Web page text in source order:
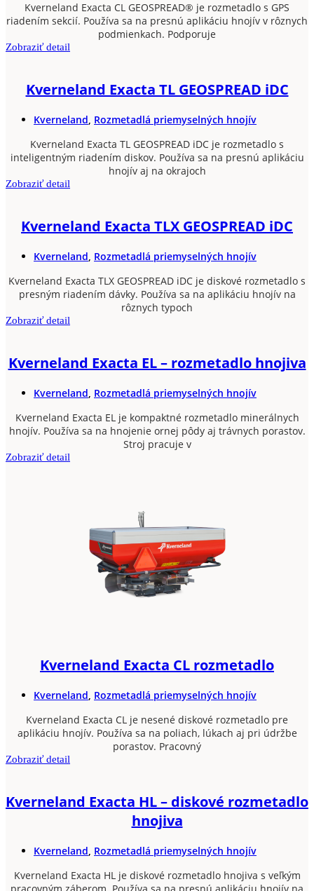
Kverneland Exacta CL GEOSPREAD® je rozmetadlo s GPS
riadením sekcií. Používa sa na presnú aplikáciu hnojív v rôznych
podmienkach. Podporuje
Zobraziť detail
Kverneland Exacta TL GEOSPREAD iDC
Kverneland, Rozmetadlá priemyselných hnojív
Kverneland Exacta TL GEOSPREAD iDC je rozmetadlo s
inteligentným riadením diskov. Používa sa na presnú aplikáciu
hnojív aj na okrajoch
Zobraziť detail
Kverneland Exacta TLX GEOSPREAD iDC
Kverneland, Rozmetadlá priemyselných hnojív
Kverneland Exacta TLX GEOSPREAD iDC je diskové rozmetadlo s
presným riadením dávky. Používa sa na aplikáciu hnojív na
rôznych typoch
Zobraziť detail
Kverneland Exacta EL – rozmetadlo hnojiva
Kverneland, Rozmetadlá priemyselných hnojív
Kverneland Exacta EL je kompaktné rozmetadlo minerálnych
hnojív. Používa sa na hnojenie ornej pôdy aj trávnych porastov.
Stroj pracuje v
Zobraziť detail
Kverneland Exacta CL rozmetadlo
Kverneland, Rozmetadlá priemyselných hnojív
Kverneland Exacta CL je nesené diskové rozmetadlo pre
aplikáciu hnojív. Používa sa na poliach, lúkach aj pri údržbe
porastov. Pracovný
Zobraziť detail
Kverneland Exacta HL – diskové rozmetadlo
hnojiva
Kverneland, Rozmetadlá priemyselných hnojív
Kverneland Exacta HL je diskové rozmetadlo hnojiva s veľkým